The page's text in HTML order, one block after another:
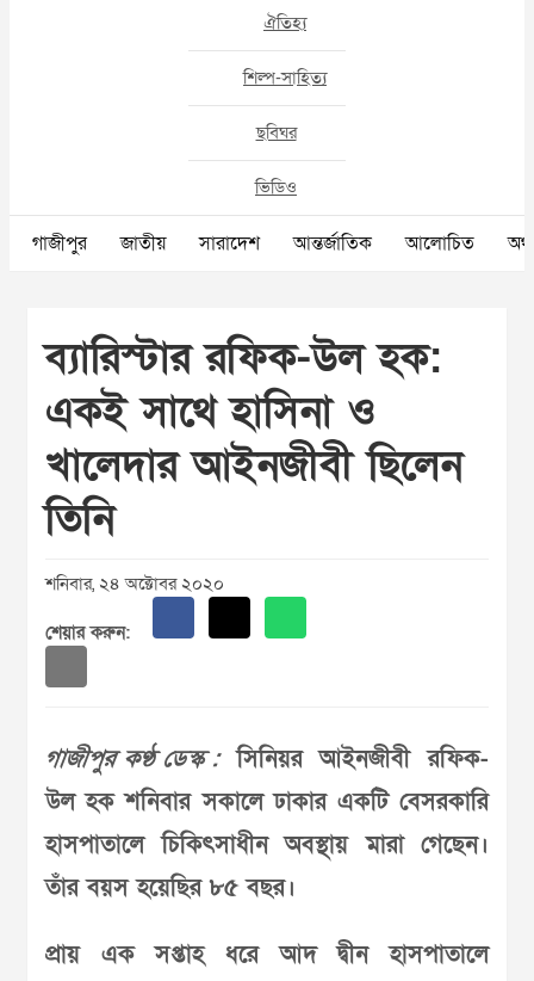
ঐতিহ্য
শিল্প-সাহিত্য
ছবিঘর
ভিডিও
গাজীপুর জাতীয় সারাদেশ আন্তর্জাতিক আলোচিত
ব্যারিস্টার রফিক-উল হক:
একই সাথে হাসিনা ও
খালেদার আইনজীবী ছিলেন
তিনি
শনিবার, ২৪ অক্টোবর ২০২০
শেয়ার করুন:
গাজীপুর কণ্ঠ ডেস্ক :সিনিয়র আইনজীবী রফিক-
উল হক শনিবার সকালে ঢাকার একটি বেসরকারি
হাসপাতালে চিকিৎসাধীন অবস্থায় মারা গেছেন।
তাঁর বয়স হয়েছির ৮৫ বছর।
প্রায় এক সপ্তাহ ধরে আদ দ্বীন হাসপাতালে